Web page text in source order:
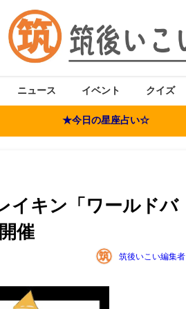
ニュース イベント クイズ
★今日の星座占い☆
イキン「ワールドバ
催
筑後いこい編集者